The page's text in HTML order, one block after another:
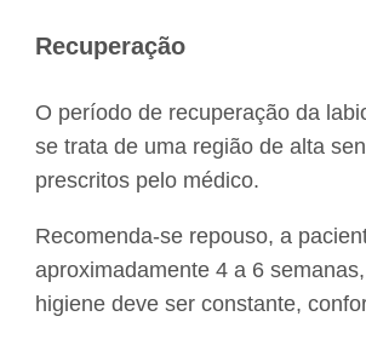
Recuperação
O período de recuperação da
se trata de uma região de alta
prescritos pelo médico.
Recomenda-se repouso, a
aproximadamente 4 a 6
higiene deve ser constante,